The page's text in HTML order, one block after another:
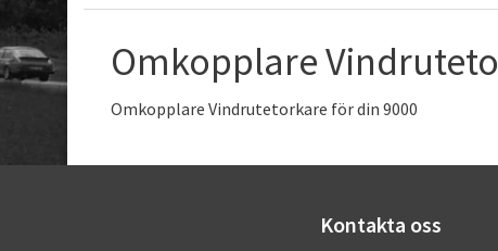
Omkopplare
Omkopplare Vindrutetorkare för din 9000
Kontakta oss